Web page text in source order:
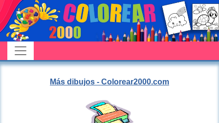
Más dibujos - Colorear2000.com